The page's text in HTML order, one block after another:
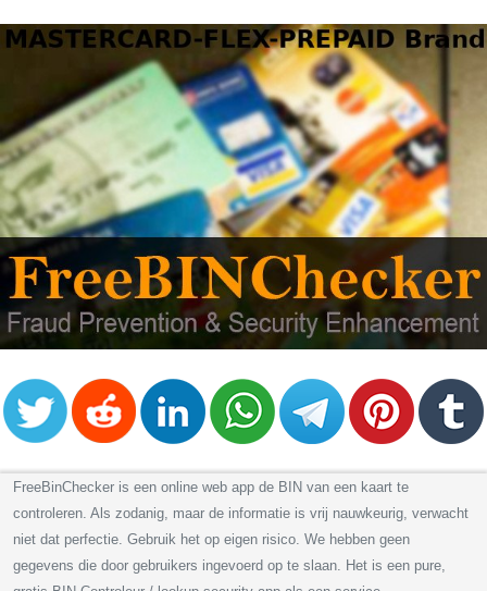
FreeBinChecker is een online web app de BIN van een kaart te
controleren. Als zodanig, maar de informatie is vrij nauwkeurig, verwacht
niet dat perfectie. Gebruik het op eigen risico. We hebben geen
gegevens die door gebruikers ingevoerd op te slaan. Het is een pure,